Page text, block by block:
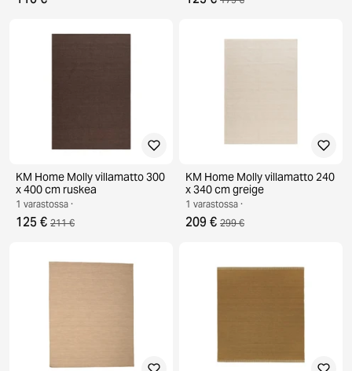
KM Home Molly villamatto 300
x 400 cm ruskea
1 varastossa ·
125 € 211 €
KM Home Molly villamatto 240
x 340 cm greige
1 varastossa ·
209 € 299 €